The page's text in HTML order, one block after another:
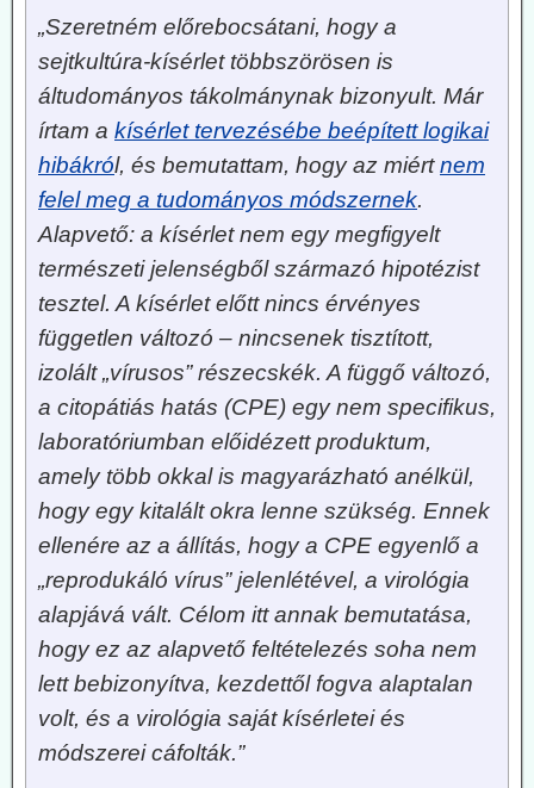
„Szeretném előrebocsátani, hogy a
sejtkultúra-kísérlet többszörösen is
áltudományos tákolmánynak bizonyult. Már
írtam a kísérlet tervezésébe beépített logikai
hibákról, és bemutattam, hogy az miértnem
felel meg a tudományos módszernek.
Alapvető: a kísérlet nem egy megfigyelt
természeti jelenségből származó hipotézist
tesztel. A kísérlet előtt nincs érvényes
független változó – nincsenek tisztított,
izolált „vírusos” részecskék. A függő változó,
a citopátiás hatás (CPE) egy nem specifikus,
laboratóriumban előidézett produktum,
amely több okkal is magyarázható anélkül,
hogy egy kitalált okra lenne szükség. Ennek
ellenére az a állítás, hogy a CPE egyenlő a
„reprodukáló vírus” jelenlétével, a virológia
alapjává vált. Célom itt annak bemutatása,
hogy ez az alapvető feltételezés soha nem
lett bebizonyítva, kezdettől fogva alaptalan
volt, és a virológia saját kísérletei és
módszerei cáfolták.”